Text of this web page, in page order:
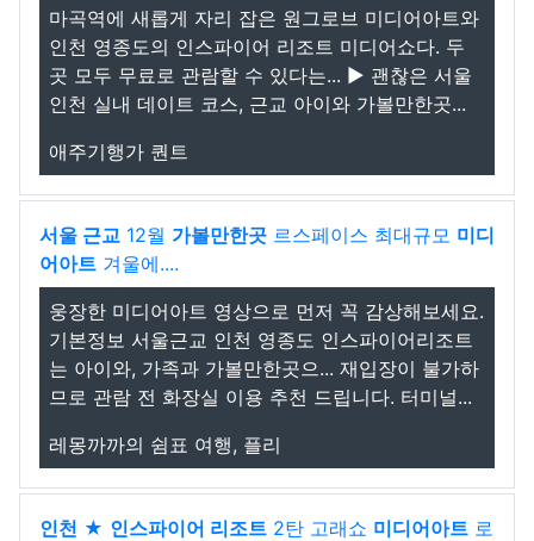
마곡역에 새롭게 자리 잡은 원그로브 미디어아트와
인천 영종도의 인스파이어 리조트 미디어쇼다. 두
곳 모두 무료로 관람할 수 있다는... ▶ 괜찮은 서울
인천 실내 데이트 코스, 근교 아이와 가볼만한곳...
애주기행가 퀀트
서울 근교 12월 가볼만한곳 르스페이스 최대규모 미디
어아트 겨울에....
웅장한 미디어아트 영상으로 먼저 꼭 감상해보세요.
기본정보 서울근교 인천 영종도 인스파이어리조트
는 아이와, 가족과 가볼만한곳으... 재입장이 불가하
므로 관람 전 화장실 이용 추천 드립니다. 터미널...
레몽까까의 쉼표 여행, 플리
인천 ★ 인스파이어 리조트 2탄 고래쇼 미디어아트 로